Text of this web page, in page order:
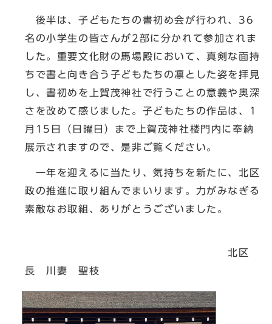
後半は、子どもたちの書初め会が行われ、36
名の小学生の皆さんが2部に分かれて参加されま
した。重要文化財の馬場殿において、真剣な面持
ちで書と向き合う子どもたちの凛とした姿を拝見
し、書初めを上賀茂神社で行うことの意義や奥深
さを改めて感じました。子どもたちの作品は、1
月15日（日曜日）まで上賀茂神社楼門内に奉納
展示されますので、是非ご覧ください。
一年を迎えるに当たり、気持ちを新たに、北区
政の推進に取り組んでまいります。力がみなぎる
素敵なお取組、ありがとうございました。
北区
長 川妻 聖枝